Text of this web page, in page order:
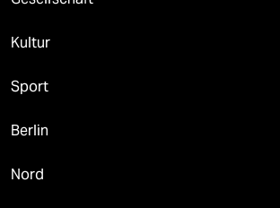
Kultur
Sport
Berlin
Nord